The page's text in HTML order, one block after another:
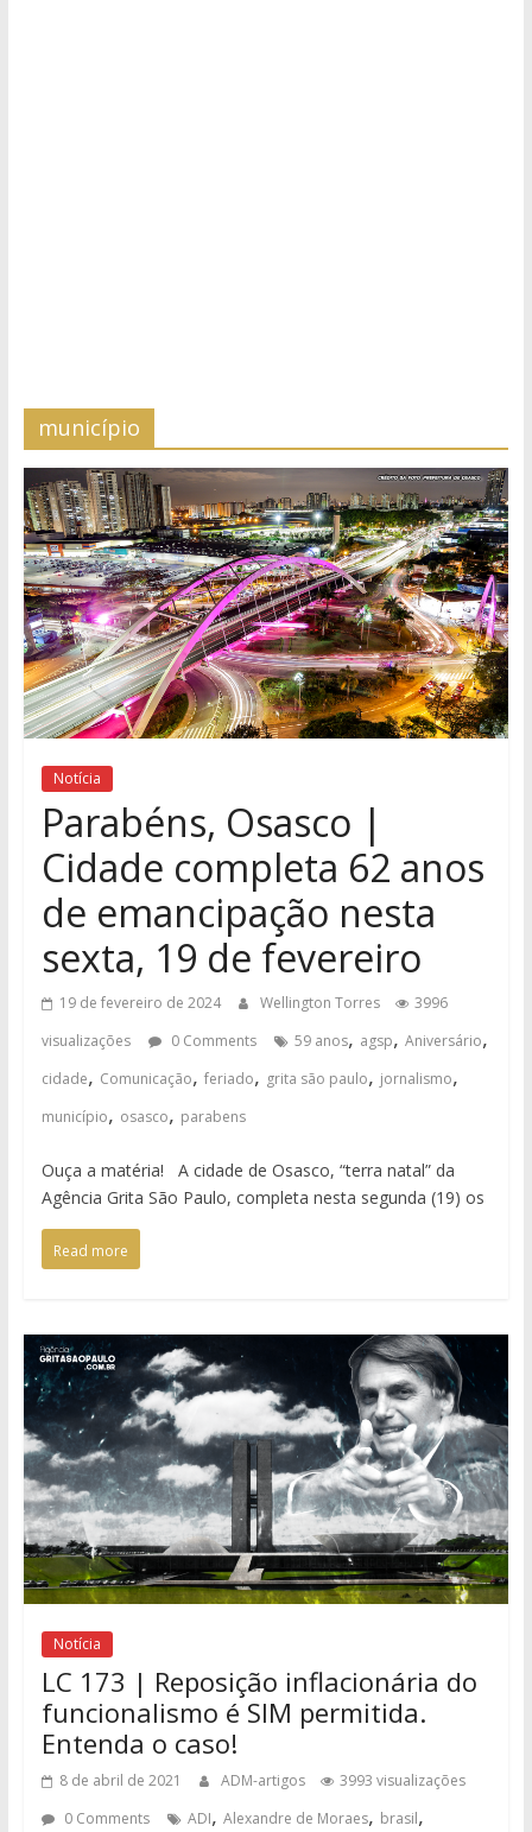
município
Notícia
Parabéns, Osasco |
Cidade completa 62 anos
de emancipação nesta
sexta, 19 de fevereiro
19 de fevereiro de 2024 Wellington Torres
3996
visualizações
0 Comments 59 anos, agsp, Aniversário,
cidade, Comunicação, feriado, grita são paulo, jornalismo,
município, osasco, parabens
Ouça a matéria! A cidade de Osasco, “terra natal” da
Agência Grita São Paulo, completa nesta segunda (19) os
Read more
Notícia
LC 173 | Reposição inflacionária do
funcionalismo é SIM permitida.
Entenda o caso!
8 de abril de 2021 ADM-artigos
3993 visualizações
0 Comments
ADI, Alexandre de Moraes, brasil,